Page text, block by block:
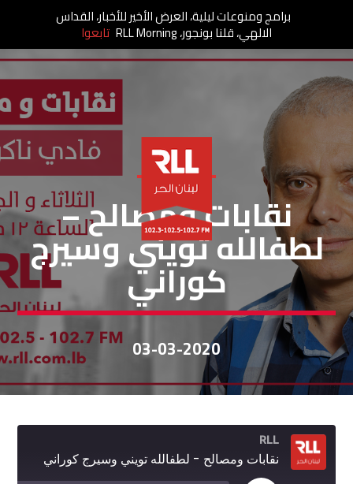
نقابات ومصالح
نقابات ومصالح –
لطفالله تويني وسيرج
كوراني
03-03-2020
RLL
نقابات ومصالح - لطفالله تويني وسيرج كوراني
برامج ومنوعات ليلية، العرض الأخير للأخبار، القداس
الالهي، قلنا بونجور، RLL Morning تابعوا